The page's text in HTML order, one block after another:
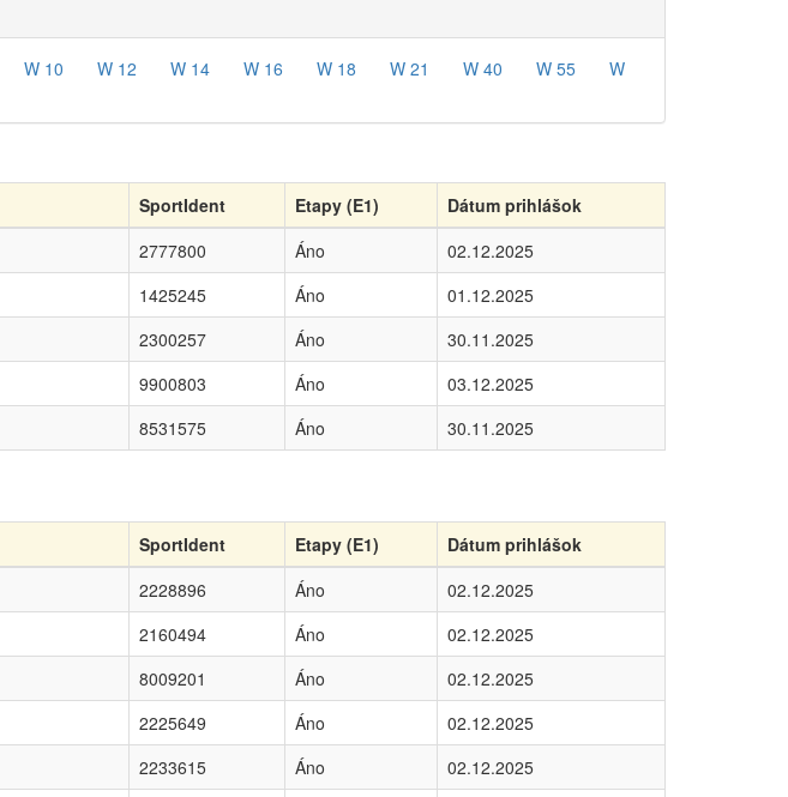
W 10 W 12 W 14 W 16 W 18 W 21 W 40 W 55
W
SportIdent Etapy (E1)
Dátum prihlášok
2777800 Áno
02.12.2025
1425245 Áno
01.12.2025
2300257 Áno
30.11.2025
9900803 Áno
03.12.2025
8531575 Áno 30.11.2025
SportIdent Etapy (E1)
Dátum prihlášok
2228896 Áno
02.12.2025
2160494 Áno
02.12.2025
8009201 Áno
02.12.2025
2225649 Áno
02.12.2025
2233615 Áno
02.12.2025